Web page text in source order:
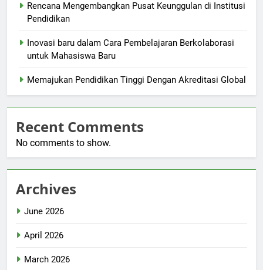
Rencana Mengembangkan Pusat Keunggulan di Institusi
Pendidikan
Inovasi baru dalam Cara Pembelajaran Berkolaborasi
untuk Mahasiswa Baru
Memajukan Pendidikan Tinggi Dengan Akreditasi Global
Recent Comments
No comments to show.
Archives
June 2026
April 2026
March 2026